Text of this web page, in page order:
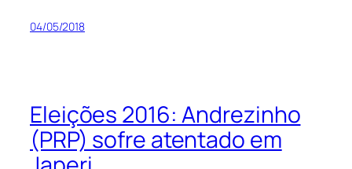
04/05/2018
Eleições 2016: Andrezinho
(PRP) sofre atentado em